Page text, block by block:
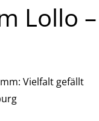
Lollo
Vielfalt gefällt